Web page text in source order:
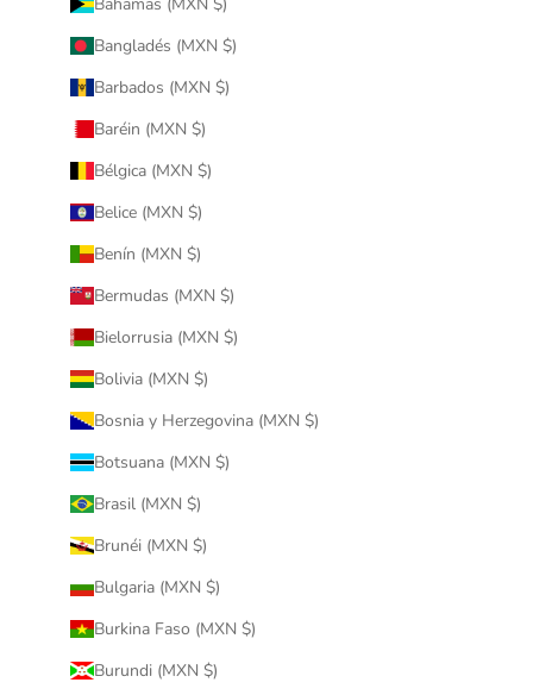
Bangladés (MXN $)
Barbados (MXN $)
Baréin (MXN $)
Bélgica (MXN $)
Belice (MXN $)
Benín (MXN $)
Bermudas (MXN $)
Bielorrusia (MXN $)
Bolivia (MXN $)
Bosnia y Herzegovina (MXN $)
Botsuana (MXN $)
Brasil (MXN $)
Brunéi (MXN $)
Bulgaria (MXN $)
Burkina Faso (MXN $)
Burundi (MXN $)